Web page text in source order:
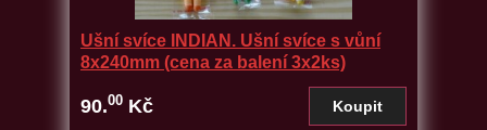
Ušní svíce INDIAN. Ušní svíce s vůní
8x240mm (cena za balení 3x2ks)
90.00 Kč